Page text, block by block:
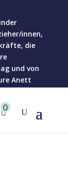
innen,
die
und von
Anett
0